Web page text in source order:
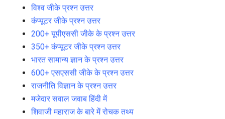
विश्व जीके प्रश्न उत्तर
कंप्यूटर जीके प्रश्न उत्तर
200+ यूपीएससी जीके के प्रश्न उत्तर
350+ कंप्यूटर जीके प्रश्न उत्तर
भारत सामान्य ज्ञान के प्रश्न उत्तर
600+ एसएससी जीके के प्रश्न उत्तर
राजनीति विज्ञान के प्रश्न उत्तर
मजेदार सवाल जवाब हिंदी में
शिवाजी महाराज के बारे में रोचक तथ्य